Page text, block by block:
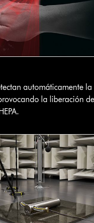
automáticamente la
la liberación